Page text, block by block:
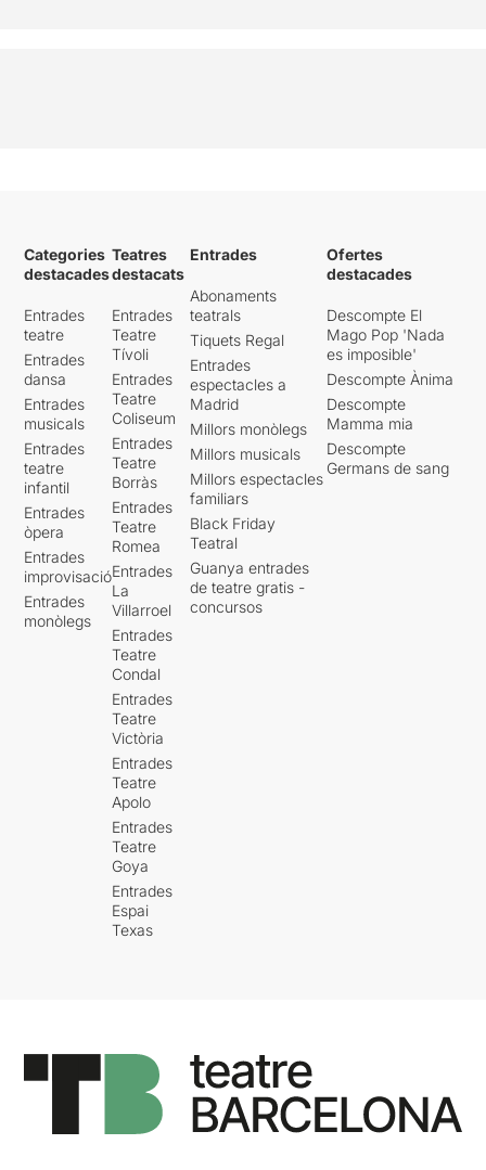
Categories
destacades
Entrades
teatre
Entrades
dansa
Entrades
musicals
Entrades
teatre
infantil
Entrades
òpera
Entrades
improvisació
Entrades
monòlegs
Teatres
destacats
Entrades
Teatre
Tívoli
Entrades
Teatre
Coliseum
Entrades
Teatre
Borràs
Entrades
Teatre
Romea
Entrades
La
Villarroel
Entrades
Teatre
Condal
Entrades
Teatre
Victòria
Entrades
Teatre
Apolo
Entrades
Teatre
Goya
Entrades
Espai
Texas
Entrades
Abonaments
teatrals
Tiquets Regal
Entrades
espectacles a
Madrid
Millors monòlegs
Millors musicals
Millors espectacles
familiars
Black Friday
Teatral
Guanya entrades
de teatre gratis -
concursos
Ofertes
destacades
Descompte El
Mago Pop 'Nada
es imposible'
Descompte Ànima
Descompte
Mamma mia
Descompte
Germans de sang